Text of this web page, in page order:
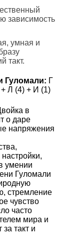
зависимость
умная и
такт.
Гуломали: Г
Л (4) + И (1)
в
о даре
напряжения
умении
Гуломали
стремление
чувство
часто
мира и
такт и